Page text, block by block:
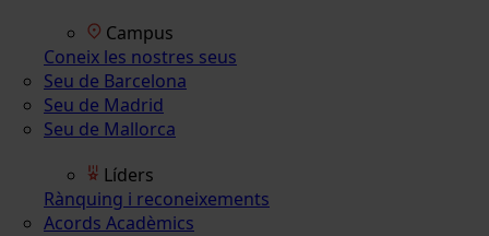
Campus
Coneix les nostres seus
Seu de Barcelona
Seu de Madrid
Seu de Mallorca
Líders
Rànquing i reconeixements
Acords Acadèmics